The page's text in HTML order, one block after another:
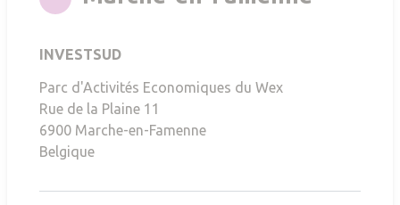
INVESTSUD
Parc d'Activités Economiques du Wex
Rue de la Plaine 11
6900 Marche-en-Famenne
Belgique